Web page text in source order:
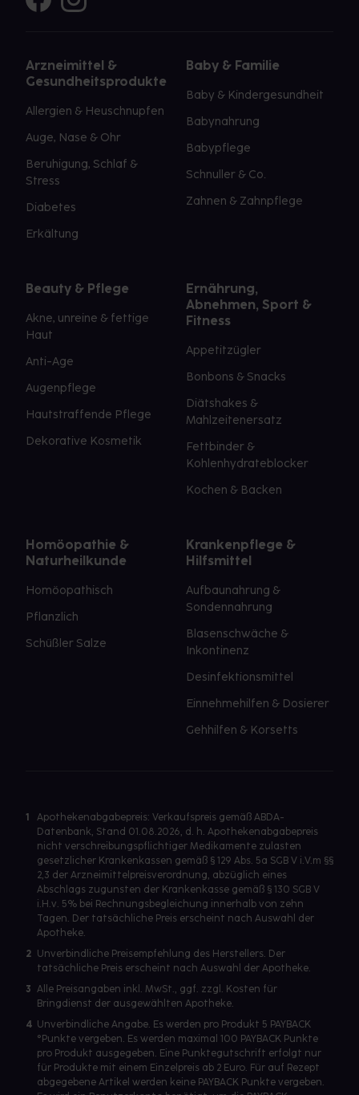
Arzneimittel &
Gesundheitsprodukte
Allergien & Heuschnupfen
Auge, Nase & Ohr
Beruhigung, Schlaf &
Stress
Diabetes
Erkältung
Baby & Familie
Baby & Kindergesundheit
Babynahrung
Babypflege
Schnuller & Co.
Zahnen & Zahnpflege
Beauty & Pflege
Akne, unreine & fettige
Haut
Anti-Age
Augenpflege
Hautstraffende Pflege
Dekorative Kosmetik
Ernährung,
Abnehmen, Sport &
Fitness
Appetitzügler
Bonbons & Snacks
Diätshakes &
Mahlzeitenersatz
Fettbinder &
Kohlenhydrateblocker
Kochen & Backen
Homöopathie &
Naturheilkunde
Homöopathisch
Pflanzlich
Schüßler Salze
Krankenpflege &
Hilfsmittel
Aufbaunahrung &
Sondennahrung
Blasenschwäche &
Inkontinenz
Desinfektionsmittel
Einnehmehilfen & Dosierer
Gehhilfen & Korsetts
1
Apothekenabgabepreis: Verkaufspreis gemäß ABDA-
Datenbank, Stand 01.08.2026, d. h. Apothekenabgabepreis
nicht verschreibungspflichtiger Medikamente zulasten
gesetzlicher Krankenkassen gemäß § 129 Abs. 5a SGB V i.V.m §§
2,3 der Arzneimittelpreisverordnung, abzüglich eines
Abschlags zugunsten der Krankenkasse gemäß § 130 SGB V
i.H.v. 5% bei Rechnungsbegleichung innerhalb von zehn
Tagen. Der tatsächliche Preis erscheint nach Auswahl der
Apotheke.
2 Unverbindliche Preisempfehlung des Herstellers. Der
tatsächliche Preis erscheint nach Auswahl der Apotheke.
3 Alle Preisangaben inkl. MwSt., ggf. zzgl. Kosten für
Bringdienst der ausgewählten Apotheke.
4 Unverbindliche Angabe. Es werden pro Produkt 5 PAYBACK
°Punkte vergeben. Es werden maximal 100 PAYBACK Punkte
pro Produkt ausgegeben. Eine Punktegutschrift erfolgt nur
für Produkte mit einem Einzelpreis ab 2 Euro. Für auf Rezept
abgegebene Artikel werden keine PAYBACK Punkte vergeben.